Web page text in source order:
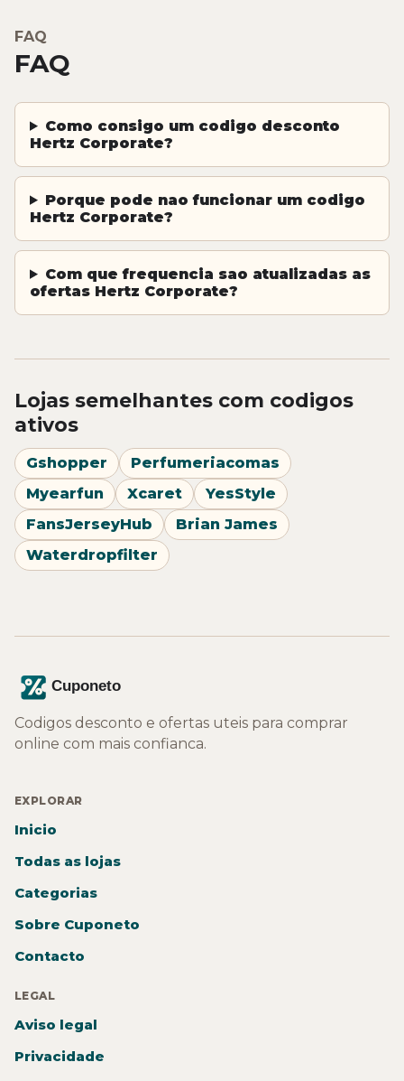
FAQ
FAQ
Como consigo um codigo desconto
Hertz Corporate?
Porque pode nao funcionar um codigo
Hertz Corporate?
Com que frequencia sao atualizadas as
ofertas Hertz Corporate?
Lojas semelhantes com codigos
ativos
Gshopper
Perfumeriacomas
Myearfun
Xcaret
YesStyle
FansJerseyHub
Brian James
Waterdropfilter
Codigos desconto e ofertas uteis para comprar
online com mais confianca.
EXPLORAR
Inicio
Todas as lojas
Categorias
Sobre Cuponeto
Contacto
LEGAL
Aviso legal
Privacidade